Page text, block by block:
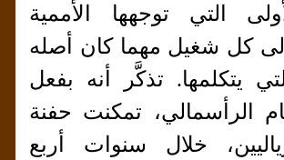
التي توجهها الأممية
إلى كل شغيل مهما كان أصله
يتكلمها. تذكَّر أنه بفعل
الرأسمالي، تمكنت حفنة
خلال سنوات أربع